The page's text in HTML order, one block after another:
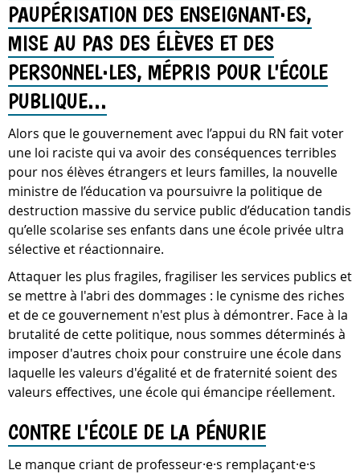
PAUPÉRISATION DES ENSEIGNANT·ES,
MISE AU PAS DES ÉLÈVES ET DES
PERSONNEL·LES, MÉPRIS POUR L'ÉCOLE
PUBLIQUE...
Alors que le gouvernement avec l’appui du RN fait voter
une loi raciste qui va avoir des conséquences terribles
pour nos élèves étrangers et leurs familles, la nouvelle
ministre de l’éducation va poursuivre la politique de
destruction massive du service public d’éducation tandis
qu’elle scolarise ses enfants dans une école privée ultra
sélective et réactionnaire.
Attaquer les plus fragiles, fragiliser les services publics et
se mettre à l'abri des dommages : le cynisme des riches
et de ce gouvernement n'est plus à démontrer. Face à la
brutalité de cette politique, nous sommes déterminés à
imposer d'autres choix pour construire une école dans
laquelle les valeurs d'égalité et de fraternité soient des
valeurs effectives, une école qui émancipe réellement.
CONTRE L'ÉCOLE DE LA PÉNURIE
Le manque criant de professeur·e·s remplaçant·e·s